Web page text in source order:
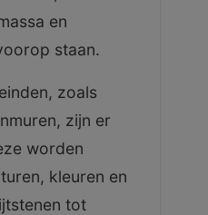
en
staan.
zoals
zijn er
worden
kleuren en
tot